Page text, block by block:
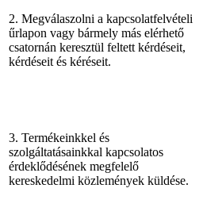
2. Megválaszolni a kapcsolatfelvételi
űrlapon vagy bármely más elérhető
csatornán keresztül feltett kérdéseit,
kérdéseit és kéréseit.
3. Termékeinkkel és
szolgáltatásainkkal kapcsolatos
érdeklődésének megfelelő
kereskedelmi közlemények küldése.